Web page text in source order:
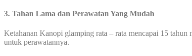
3. Tahan Lama dan Perawatan Yang Mudah
Ketahanan Kanopi glamping rata – rata mencapai 15
untuk perawatannya.